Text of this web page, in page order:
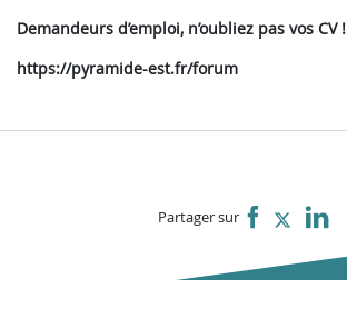
Demandeurs d’emploi, n’oubliez pas vos CV !
https://pyramide-est.fr/forum
Partager sur